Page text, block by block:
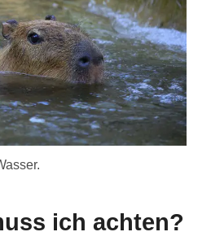
ich achten?